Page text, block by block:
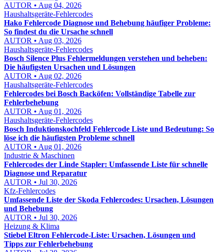
AUTOR • Aug 04, 2026
Haushaltsgeräte-Fehlercodes
Hako Fehlercode Diagnose und Behebung häufiger Probleme:
So findest du die Ursache schnell
AUTOR • Aug 03, 2026
Haushaltsgeräte-Fehlercodes
Bosch Silence Plus Fehlermeldungen verstehen und beheben:
Die häufigsten Ursachen und Lösungen
AUTOR • Aug 02, 2026
Haushaltsgeräte-Fehlercodes
Fehlercodes bei Bosch Backöfen: Vollständige Tabelle zur
Fehlerbehebung
AUTOR • Aug 01, 2026
Haushaltsgeräte-Fehlercodes
Bosch Induktionskochfeld Fehlercode Liste und Bedeutung: So
löse ich die häufigsten Probleme schnell
AUTOR • Aug 01, 2026
Industrie & Maschinen
Fehlercodes der Linde Stapler: Umfassende Liste für schnelle
Diagnose und Reparatur
AUTOR • Jul 30, 2026
Kfz-Fehlercodes
Umfassende Liste der Skoda Fehlercodes: Ursachen, Lösungen
und Behebung
AUTOR • Jul 30, 2026
Heizung & Klima
Stiebel Eltron Fehlercode-Liste: Ursachen, Lösungen und
Tipps zur Fehlerbehebung